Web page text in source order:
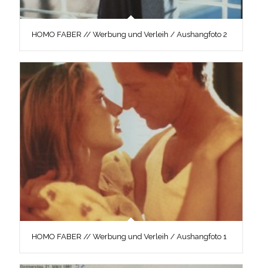
HOMO FABER // Werbung und Verleih / Aushangfoto 2
HOMO FABER // Werbung und Verleih / Aushangfoto 1